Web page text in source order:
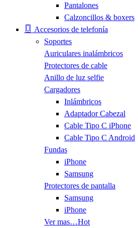
Pantalones
Calzoncillos & boxers
Accesorios de telefonía
Soportes
Auriculares inalámbricos
Protectores de cable
Anillo de luz selfie
Cargadores
Inlámbricos
Adaptador Cabezal
Cable Tipo C iPhone
Cable Tipo C Android
Fundas
iPhone
Samsung
Protectores de pantalla
Samsung
iPhone
Ver mas…Hot